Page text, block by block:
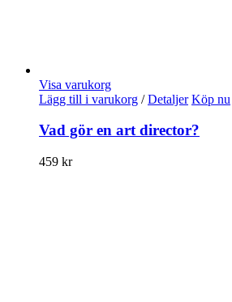
Visa varukorg
Lägg till i varukorg / Detaljer Köp nu
Vad gör en art director?
459 kr